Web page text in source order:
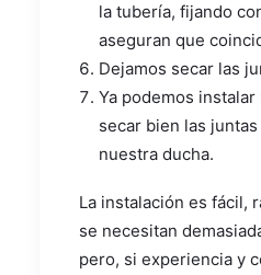
la tubería, fijando
aseguran que
Dejamos secar las
Ya podemos instalar
secar bien las
nuestra ducha.
La instalación es fácil,
se necesitan
pero, si experiencia y